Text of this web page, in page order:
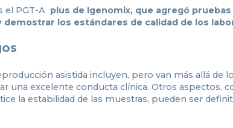
el PGT-A plus de Igenomix, que agregó
demostrar los estándares de calidad de los
asistida incluyen, pero van más allá de
una excelente conducta clínica. Otros aspectos,
la estabilidad de las muestras, pueden ser